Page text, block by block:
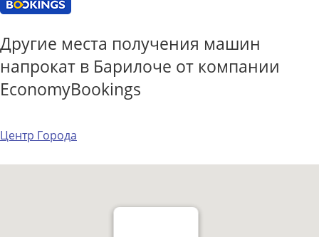
Другие места получения машин
напрокат в Барилоче от компании
EconomyBookings
Центр Города